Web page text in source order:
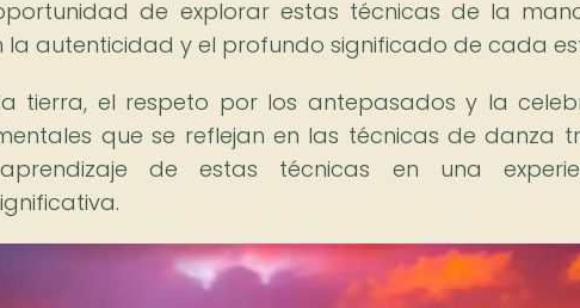
de explorar estas técnicas de la
la autenticidad y el profundo significado de cada
tierra, el respeto por los antepasados y la
que se reflejan en las técnicas de danza
de estas técnicas en una